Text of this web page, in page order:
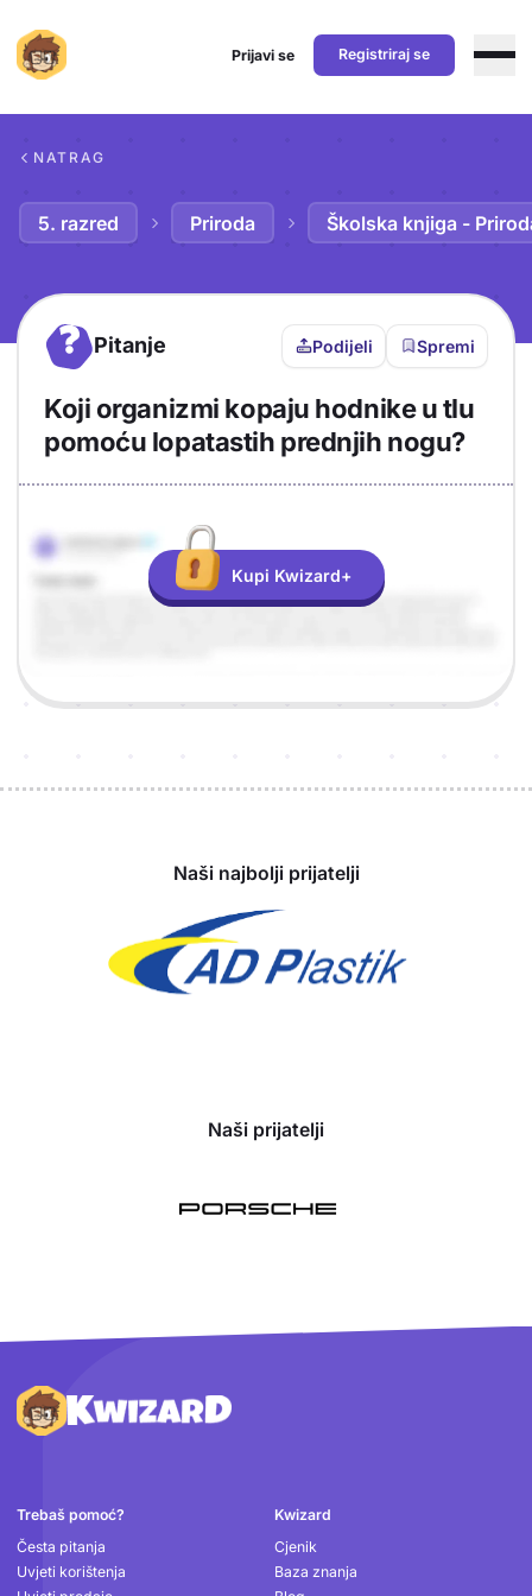
Prijavi se Registriraj se
NATRAG
5. razred Priroda Školska knjiga -
? Pitanje Podijeli Spremi
Koji organizmi kopaju hodnike u tlu
pomoću lopatastih prednjih nogu?
Odgovor
Objašnjenje
Kupi Kwizard+
Naši najbolji prijatelji
Naši prijatelji
Podnožje
Trebaš pomoć?
Česta pitanja
Uvjeti korištenja
Kwizard
Cjenik
Baza znanja